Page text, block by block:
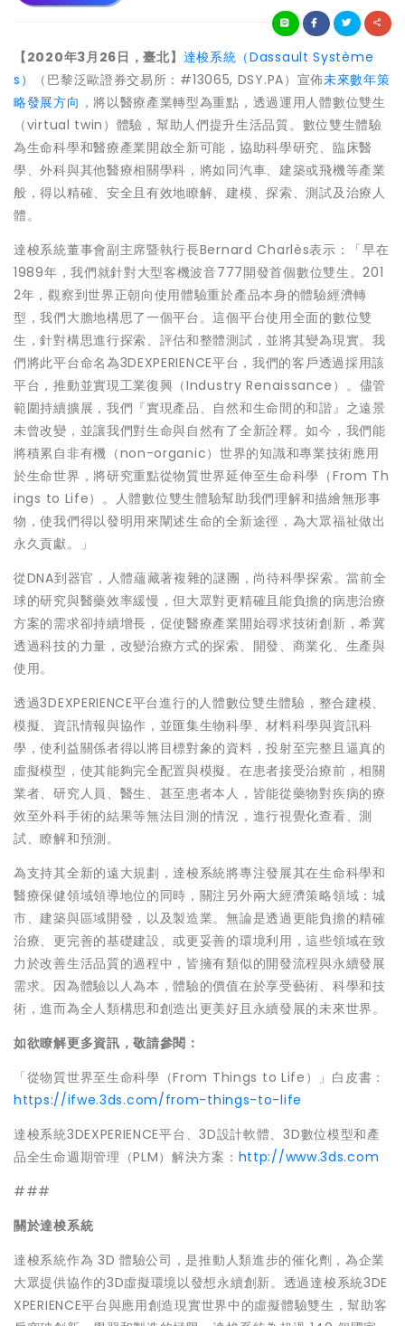
【2020年3月 26日 ，臺北】 達梭系統（Dassault Système
s）
（巴黎泛歐證券交易所：#13065, DSY.PA）宣佈未來數年策
略發展方向 ，將以醫療產業轉型為重點，透過運用人體數位雙生
（virtual twin）體驗，幫助人們提升生活品質。數位雙生體驗
為生命科學和醫療產業開啟全新可能，協助科學研究、臨床醫
學、外科與其他醫療相關學科，將如同汽車、建築或飛機等產業
般，得以精確、安全且有效地瞭解、建模、探索、測試及治療人
體。
達梭系統董事會副主席暨執行長Bernard Charlès表示：「早在
1989年，我們就針對大型客機波音777開發首個數位雙生。201
2年，觀察到世界正朝向使用體驗重於產品本身的體驗經濟轉
型，我們大膽地構思了一個平台。這個平台使用全面的數位雙
生，針對構思進行探索、評估和整體測試，並將其變為現實。我
們將此平台命名為3DEXPERIENCE平台，我們的客戶透過採用該
平台，推動並實現工業復興（Industry Renaissance）。儘管
範圍持續擴展，我們『實現產品、自然和生命間的和諧』之遠景
未曾改變，並讓我們對生命與自然有了全新詮釋。如今，我們能
將積累自非有機（non-organic）世界的知識和專業技術應用
於生命世界，將研究重點從物質世界延伸至生命科學（From Th
ings to Life）。人體數位雙生體驗幫助我們理解和描繪無形事
物，使我們得以發明用來闡述生命的全新途徑，為大眾福祉做出
永久貢獻。」
從DNA到器官，人體蘊藏著複雜的謎團，尚待科學探索。當前全
球的研究與醫藥效率緩慢，但大眾對更精確且能負擔的病患治療
方案的需求卻持續增長，促使醫療產業開始尋求技術創新，希冀
透過科技的力量，改變治療方式的探索、開發、商業化、生產與
使用。
透過3DEXPERIENCE平台進行的人體數位雙生體驗，整合建模、
模擬、資訊情報與協作，並匯集生物科學、材料科學與資訊科
學，使利益關係者得以將目標對象的資料，投射至完整且逼真的
虛擬模型，使其能夠完全配置與模擬。在患者接受治療前，相關
業者、研究人員、醫生、甚至患者本人，皆能從藥物對疾病的療
效至外科手術的結果等無法目測的情況，進行視覺化查看、測
試、瞭解和預測。
為支持其全新的遠大規劃，達梭系統將專注發展其在生命科學和
醫療保健領域領導地位的同時，關注另外兩大經濟策略領域：城
市、建築與區域開發，以及製造業。無論是透過更能負擔的精確
治療、更完善的基礎建設、或更妥善的環境利用，這些領域在致
力於改善生活品質的過程中，皆擁有類似的開發流程與永續發展
需求。因為體驗以人為本，體驗的價值在於享受藝術、科學和技
術，進而為全人類構思和創造出更美好且永續發展的未來世界。
如欲瞭解更多資訊，敬請參閱：
「從物質世界至生命科學（From Things to Life）」白皮書：
https://ifwe.3ds.com/from-things-to-life
達梭系統3DEXPERIENCE平台、3D設計軟體、3D數位模型和產
品全生命週期管理（PLM）解決方案： http://www.3ds.com
###
關於達梭系統
達梭系統作為 3D 體驗公司，是推動人類進步的催化劑，為企業
大眾提供協作的3D虛擬環境以發想永續創新。透過達梭系統3DE
XPERIENCE平台與應用創造現實世界中的虛擬體驗雙生，幫助客